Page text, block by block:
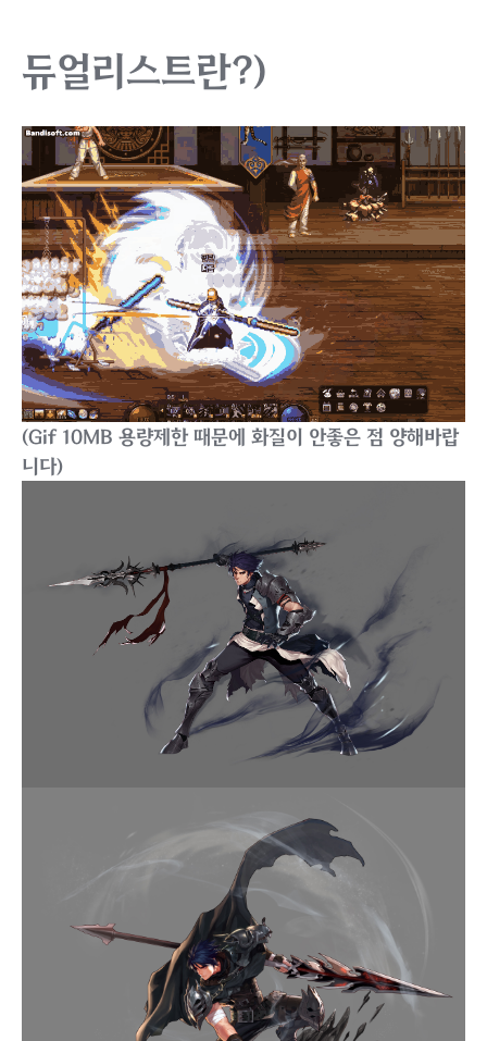
듀얼리스트란?)
(Gif 10MB 용량제한 때문에 화질이 안좋은 점 양해바랍
니다)